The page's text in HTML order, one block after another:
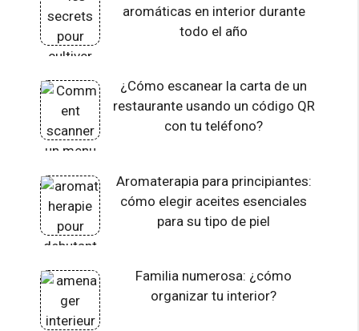
aromáticas en interior durante
todo el año
¿Cómo escanear la carta de un
restaurante usando un código QR
con tu teléfono?
Aromaterapia para principiantes:
cómo elegir aceites esenciales
para su tipo de piel
Familia numerosa: ¿cómo
organizar tu interior?